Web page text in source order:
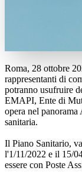
Roma, 28 ottobre
rappresentanti di
potranno usufruire
EMAPI, Ente di
opera nel panorama
sanitaria.
Il Piano Sanitario,
l'1/11/2022 e il 15/
essere con Poste